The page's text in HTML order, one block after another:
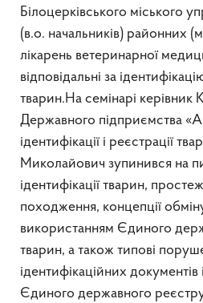
Білоцерківського міського
(в.о. начальників) районних
лікарень ветеринарної
відповідальні за
тварин.На семінарі керівник
Державного підприємства
ідентифікації і реєстрації
Миколайович зупинився на
ідентифікації тварин,
походження, концепції
використанням Єдиного
тварин, а також типові
ідентифікаційних
Єдиного державного